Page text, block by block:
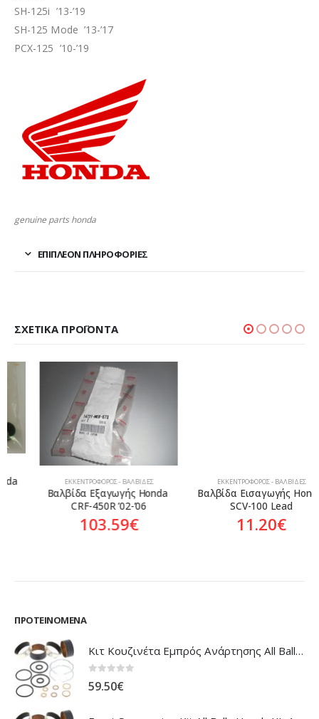
SH-125i ’13-’19
SH-125 Mode ’13-’17
PCX-125 ’10-’19
genuine parts honda
ΕΠΙΠΛΈΟΝ ΠΛΗΡΟΦΟΡΊΕΣ
ΣΧΕΤΙΚΆ ΠΡΟΪΌΝΤΑ
ΕΚΚΕΝΤΡΟΦΌΡΟΣ - ΒΑΛΒΊΔΕΣ
Βαλβίδα Εξαγωγής Honda
CRF-450R ’02-’06
103.59€
ΕΚΚΕΝΤΡΟΦΌΡΟΣ - ΒΑΛΒΊΔΕΣ
Βαλβίδα Εισαγωγής Honda
SCV-100 Lead
11.20€
ΠΡΟΤΕΙΝΌΜΕΝΑ
Κιτ Κουζινέτα Εμπρός Ανάρτησης All Balls Honda CBR-1100XX Blackbird
59.50€